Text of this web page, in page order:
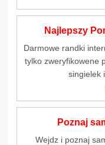
Najlepszy
Darmowe randki
tylko zweryfikowene
singielek
Poznaj
Wejdz i poznaj